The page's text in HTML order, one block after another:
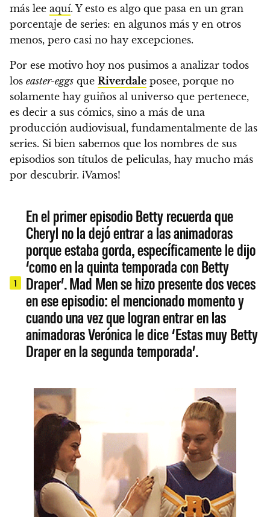
más lee aquí. Y esto es algo que pasa en un gran
porcentaje de series: en algunos más y en otros
menos, pero casi no hay excepciones.
Por ese motivo hoy nos pusimos a analizar todos
los easter-eggs que Riverdale posee, porque no
solamente hay guiños al universo que pertenece,
es decir a sus cómics, sino a más de una
producción audiovisual, fundamentalmente de las
series. Si bien sabemos que los nombres de sus
episodios son títulos de peliculas, hay mucho más
por descubrir. ¡Vamos!
1
En el primer episodio Betty recuerda que
Cheryl no la dejó entrar a las animadoras
porque estaba gorda, específicamente le dijo
‘como en la quinta temporada con Betty
Draper’. Mad Men se hizo presente dos veces
en ese episodio: el mencionado momento y
cuando una vez que logran entrar en las
animadoras Verónica le dice ‘Estas muy Betty
Draper en la segunda temporada’.